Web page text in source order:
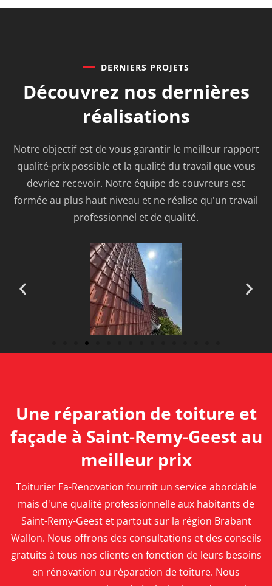
DERNIERS PROJETS
Découvrez nos dernières
réalisations
Notre objectif est de vous garantir le meilleur rapport
qualité-prix possible et la qualité du travail que vous
devriez recevoir. Notre équipe de couvreurs est
formée au plus haut niveau et ne réalise qu'un travail
professionnel et de qualité.
Une réparation de toiture et
façade à Saint-Remy-Geest au
meilleur prix
Toiturier Fa-Renovation fournit un service abordable
mais d'une qualité professionnelle aux habitants de
Saint-Remy-Geest et partout sur la région Brabant
Wallon. Nous offrons des consultations et des conseils
gratuits à tous nos clients en fonction de leurs besoins
en rénovation ou réparation de toiture. Nous